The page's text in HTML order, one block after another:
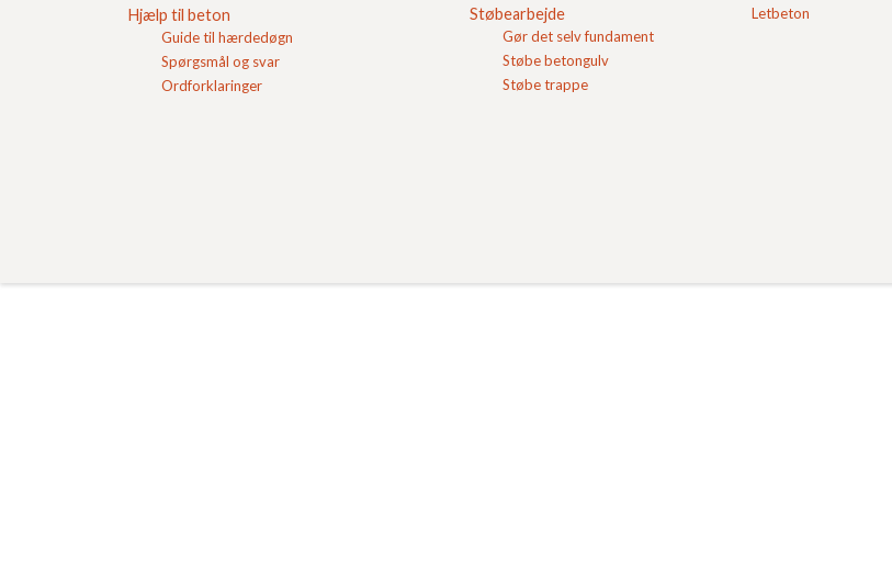
Hjælp til beton
Guide til hærdedøgn
Spørgsmål og svar
Ordforklaringer
Støbearbejde
Gør det selv fundament
Støbe betongulv
Støbe trappe
Letbeton